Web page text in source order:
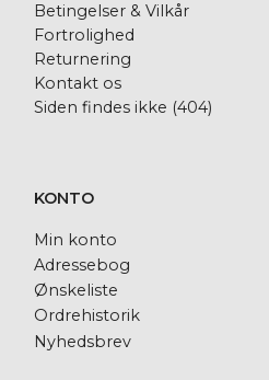
Betingelser & Vilkår
Fortrolighed
Returnering
Kontakt os
Siden findes ikke (404)
KONTO
Min konto
Adressebog
Ønskeliste
Ordrehistorik
Nyhedsbrev